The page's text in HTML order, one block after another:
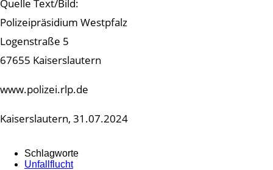
Quelle Text/Bild:
Polizeipräsidium Westpfalz
Logenstraße 5
67655 Kaiserslautern
www.polizei.rlp.de
Kaiserslautern, 31.07.2024
Schlagworte
Unfallflucht